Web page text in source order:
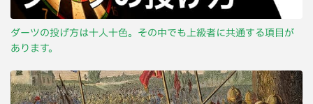
ダーツの投げ方は十人十色。その中でも上級者に共通する項目が
あります。